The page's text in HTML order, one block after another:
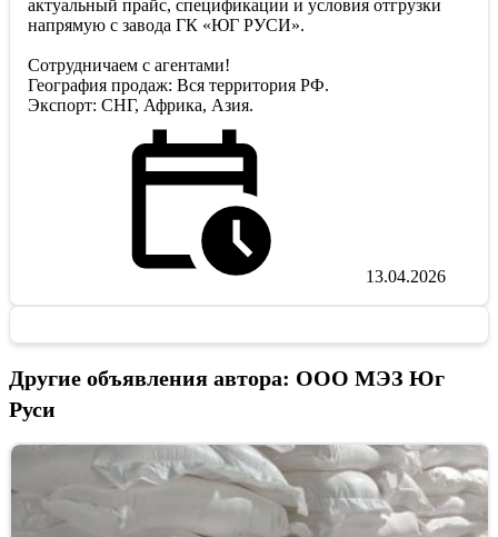
актуальный прайс, спецификации и условия отгрузки
напрямую с завода ГК «ЮГ РУСИ».
Сотрудничаем с агентами!
География продаж: Вся территория РФ.
Экспорт: СНГ, Африка, Азия.
13.04.2026
Другие объявления автора: ООО МЭЗ Юг
Руси